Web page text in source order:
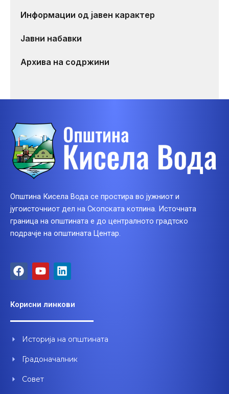
Информации од јавен карактер
Јавни набавки
Архива на содржини
Општина Кисела Вода се простира во јужниот и
југоисточниот дел на Скопската котлина. Источната
граница на општината е до централното градтско
подрачје на општината Центар.
F
a
e
b
o
k
Y
o
t
u
b
L
i
k
e
d
n
Корисни линкови
Историја на општината
Градоначалник
Совет